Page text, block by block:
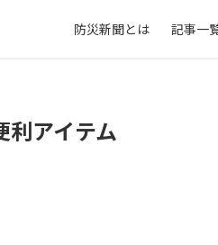
防災新聞とは 記事一
利アイテム